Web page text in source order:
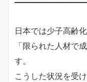
日本では少子高齢
「限られた人材で
す。
こうした状況を受